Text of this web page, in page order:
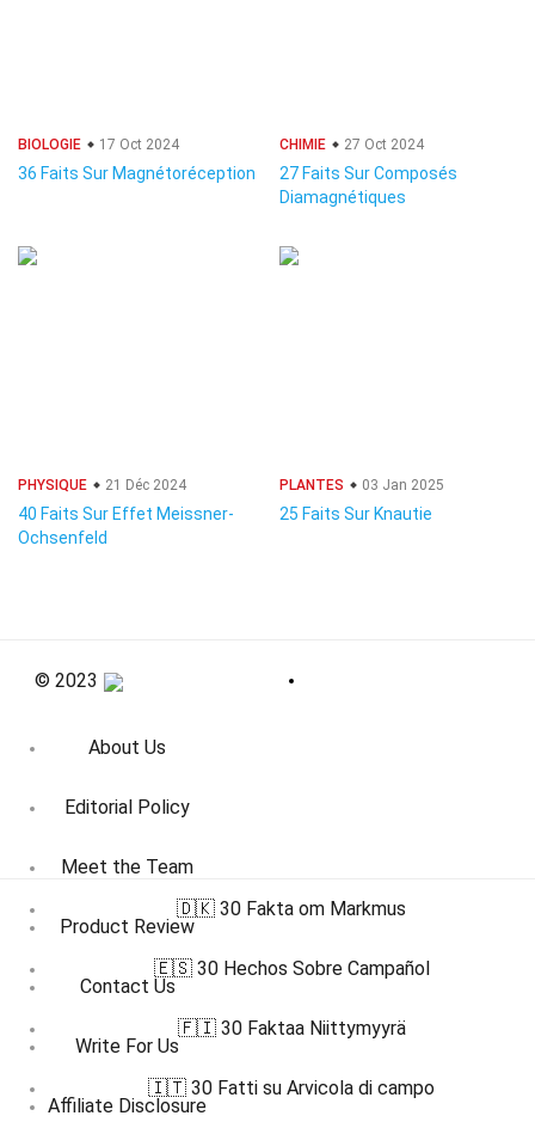
BIOLOGIE 17 Oct 2024
36 Faits Sur Magnétoréception
CHIMIE 27 Oct 2024
27 Faits Sur Composés
Diamagnétiques
PHYSIQUE 21 Déc 2024
40 Faits Sur Effet Meissner-
Ochsenfeld
PLANTES 03 Jan 2025
25 Faits Sur Knautie
© 2023
About Us
Editorial Policy
Meet the Team
Product Review
Contact Us
Write For Us
Affiliate Disclosure
🇩🇰 30 Fakta om Markmus
🇪🇸 30 Hechos Sobre Campañol
🇫🇮 30 Faktaa Niittymyyrä
🇮🇹 30 Fatti su Arvicola di campo